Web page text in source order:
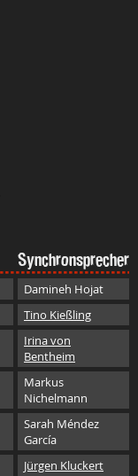
Synchronsprecher
Damineh Hojat
Tino Kießling
Irina von
Bentheim
Markus
Nichelmann
Sarah Méndez
García
Jürgen Kluckert